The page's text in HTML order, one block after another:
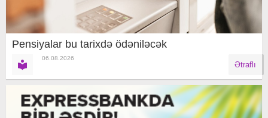
Pensiyalar bu tarixdə ödəniləcək
06.08.2026
Ətraflı